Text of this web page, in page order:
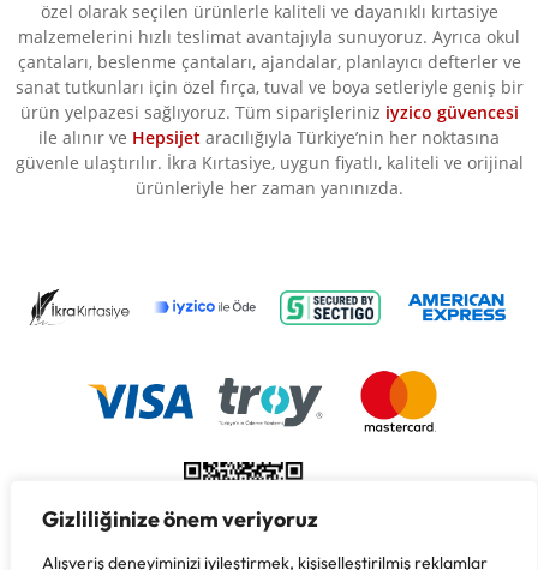
Gizliliğinize önem veriyoruz
Alışveriş deneyiminizi iyileştirmek, kişiselleştirilmiş reklamlar
özel olarak seçilen ürünlerle kaliteli ve dayanıklı kırtasiye
malzemelerini hızlı teslimat avantajıyla sunuyoruz. Ayrıca okul
çantaları, beslenme çantaları, ajandalar, planlayıcı defterler ve
sanat tutkunları için özel fırça, tuval ve boya setleriyle geniş bir
ürün yelpazesi sağlıyoruz. Tüm siparişleriniz iyzico güvencesi
ile alınır ve Hepsijet aracılığıyla Türkiye’nin her noktasına
güvenle ulaştırılır. İkra Kırtasiye, uygun fiyatlı, kaliteli ve orijinal
ürünleriyle her zaman yanınızda.